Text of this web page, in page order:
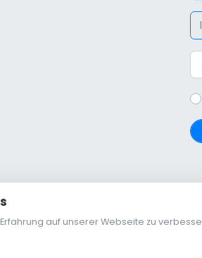
auf unserer Webseite zu